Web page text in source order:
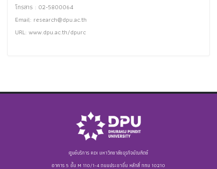
โทรสาร : 02-5800064
Email: research@dpu.ac.th
URL: www.dpu.ac.th/dpurc
ศูนย์บริการ RDI มหาวิทยาลัยธุรกิจบัณฑิตย์
อาคาร 5 ชั้น M 110/1-4 ถนนประชาชื่น หลักสี่ กทม 10210